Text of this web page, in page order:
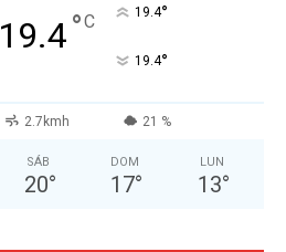
19.4°C 19.4°
19.4°
2.7kmh 21 %
SÁB
20°
DOM
17°
LUN
13°